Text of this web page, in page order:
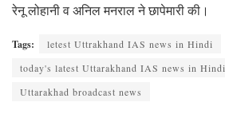
रेनू लोहानी व अनिल मनराल ने छापेमारी की।
Tags:
letest Uttrakhand IAS news in Hindi
today's latest Uttarakhand IAS news in Hindi
Uttarakhad broadcast news